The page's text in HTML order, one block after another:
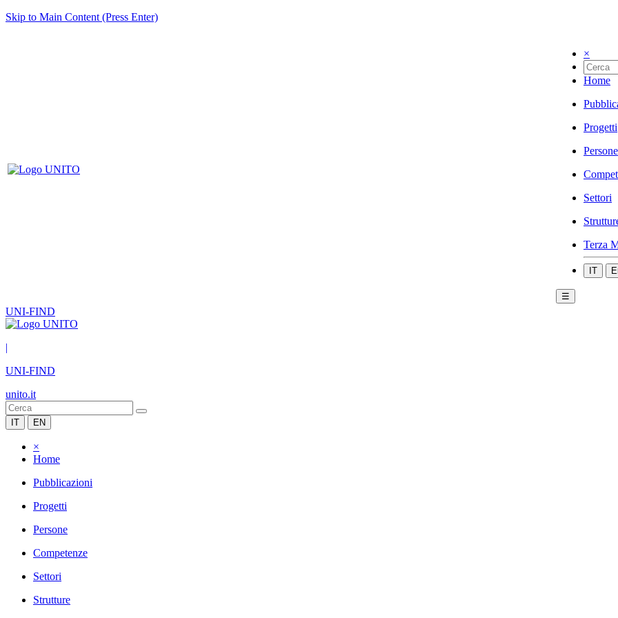
Skip to Main Content (Press Enter)
×
Home
Progetti
Persone
Settori
Terza
IT
☰
UNI-FIND
|
UNI-FIND
unito.it
IT EN
×
Home
Pubblicazioni
Progetti
Persone
Competenze
Settori
Strutture